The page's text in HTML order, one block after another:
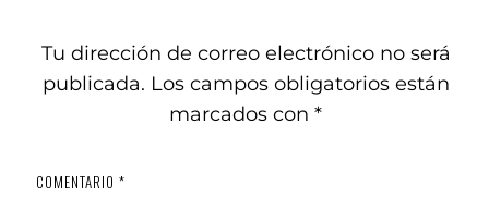
Tu dirección de correo electrónico no será
publicada. Los campos obligatorios están
marcados con*
COMENTARIO *